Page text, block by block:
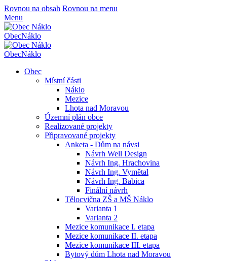
Rovnou na obsah Rovnou na menu
Menu
ObecNáklo
ObecNáklo
Obec
Místní části
Náklo
Mezice
Lhota nad Moravou
Územní plán obce
Realizované projekty
Připravované projekty
Anketa - Dům na návsi
Návrh Well Design
Návrh Ing. Hrachovina
Návrh Ing. Vymětal
Návrh Ing. Babica
Finální návrh
Tělocvična ZŠ a MŠ Náklo
Varianta 1
Varianta 2
Mezice komunikace I. etapa
Mezice komunikace II. etapa
Mezice komunikace III. etapa
Bytový dům Lhota nad Moravou